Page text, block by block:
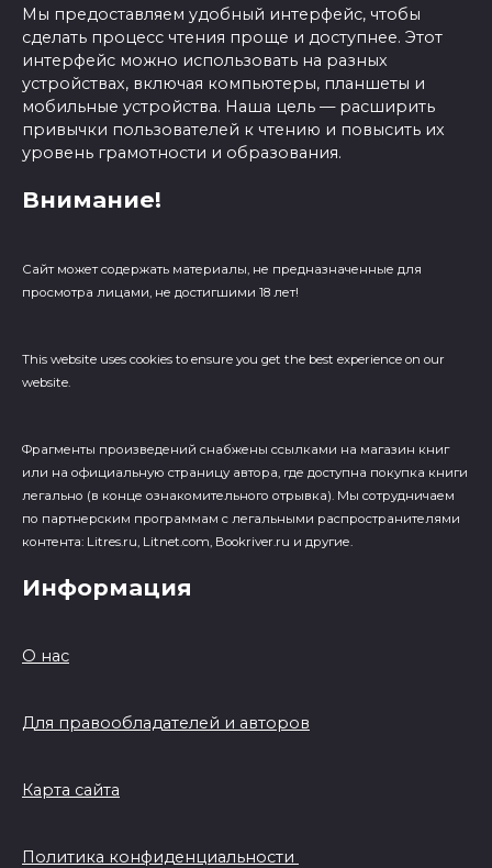
Мы предоставляем удобный интерфейс, чтобы
сделать процесс чтения проще и доступнее. Этот
интерфейс можно использовать на разных
устройствах, включая компьютеры, планшеты и
мобильные устройства. Наша цель — расширить
привычки пользователей к чтению и повысить их
уровень грамотности и образования.
Внимание!
Сайт может содержать материалы, не предназначенные для
просмотра лицами, не достигшими 18 лет!
This website uses cookies to ensure you get the best experience on our
website.
Фрагменты произведений cнабжены ссылками на магазин книг
или на официальную страницу автора, где доступна покупка книги
легально (в конце ознакомительного отрывка). Мы сотрудничаем
по партнерским программам с легальными распространителями
контента: Litres.ru, Litnet.com, Bookriver.ru и другие.
Информация
О нас
Для правообладателей и авторов
Карта сайта
Политика конфиденциальности